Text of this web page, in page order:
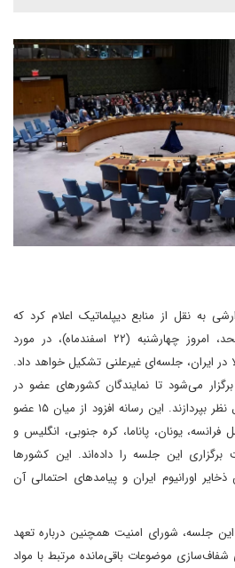
به نقل از منابع دیپلماتیک اعلام کرد که
شورای امنیت سازمان ملل متحد، امروز چهارشنبه (۲۲ اسفندماه)، در مورد
در ایران، جلسه‌ای غیرعلنی تشکیل خواهد داد.
می‌شود تا نمایندگان کشورهای عضو در
فضایی محرمانه به بحث و تبادل نظر بپردازند. این رسانه افزود‌ از میان ۱۵ عضو
یونان، پاناما، کره جنوبی، انگلیس و
برگزاری این جلسه را داده‌اند. این کشورها
اورانیوم ایران و پیامدهای احتمالی آن
این جلسه، شورای امنیت همچنین درباره تعهد
شفاف‌سازی موضوعات باقی‌مانده مرتبط با مواد